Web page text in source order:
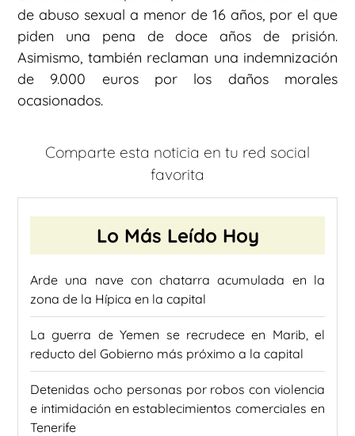
de abuso sexual a menor de 16 años, por el que
piden una pena de doce años de prisión.
Asimismo, también reclaman una indemnización
de 9.000 euros por los daños morales
ocasionados.
Comparte esta noticia en tu red social
favorita
Lo Más Leído Hoy
Arde una nave con chatarra acumulada en la
zona de la Hípica en la capital
La guerra de Yemen se recrudece en Marib, el
reducto del Gobierno más próximo a la capital
Detenidas ocho personas por robos con violencia
e intimidación en establecimientos comerciales en
Tenerife